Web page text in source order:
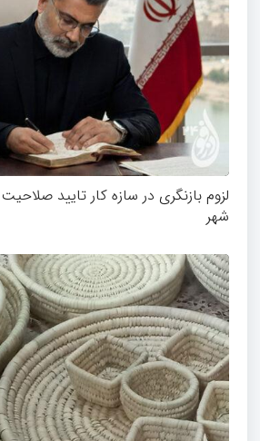
لزوم بازنگری در سازه کار تایید
شهر